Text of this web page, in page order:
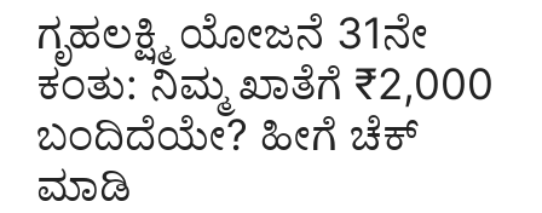
ಗೃಹಲಕ್ಷ್ಮಿ ಯೋಜನೆ 31ನೇ
ಕಂತು: ನಿಮ್ಮ ಖಾತೆಗೆ ₹2,000
ಬಂದಿದೆಯೇ? ಹೀಗೆ ಚೆಕ್
ಮಾಡಿ